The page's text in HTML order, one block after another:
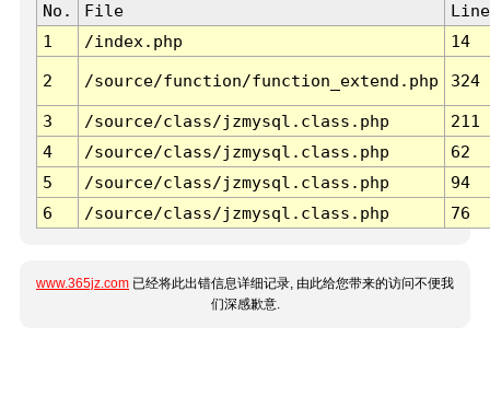
No. File
Line
1
/index.php 14
2 /source/function/function_extend.php 324
3 /source/class/jzmysql.class.php
211
4
/source/class/jzmysql.class.php
62
5
/source/class/jzmysql.class.php
94
6
/source/class/jzmysql.class.php 76
www.365jz.com 已经将此出错信息详细记录, 由此给您带来的访问不便我
们深感歉意.